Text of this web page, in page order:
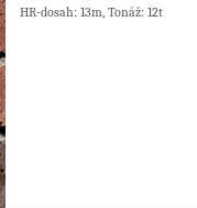
HR-dosah: 13m, Tonáž: 12t